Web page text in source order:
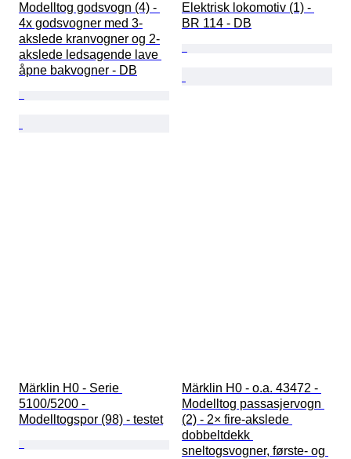
Modelltog godsvogn (4) -
4x godsvogner med 3-
akslede kranvogner og 2-
akslede ledsagende lave
åpne bakvogner - DB
Elektrisk lokomotiv (1) -
BR 114 - DB
Märklin H0 - Serie
5100/5200 -
Modelltogspor (98) - testet
Märklin H0 - o.a. 43472 -
Modelltog passasjervogn
(2) - 2× fire-akslede
dobbeltdekk
sneltogsvogner, første- og